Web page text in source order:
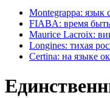
Montegrappa: язык
FIABA: время
Maurice Lacroix:
Longines: тихая
Certina: на языке